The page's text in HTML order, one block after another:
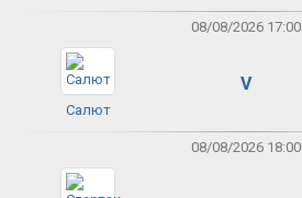
08/08/2026 17:00
Салют
V
08/08/2026 18:00